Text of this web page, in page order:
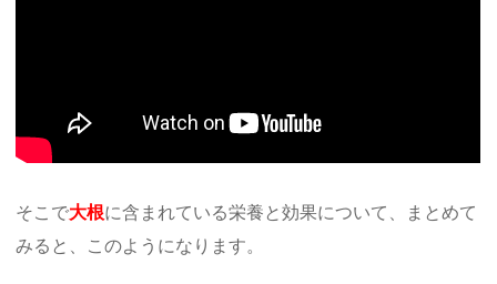
そこで大根に含まれている栄養と効果について、まとめて
みると、このようになります。